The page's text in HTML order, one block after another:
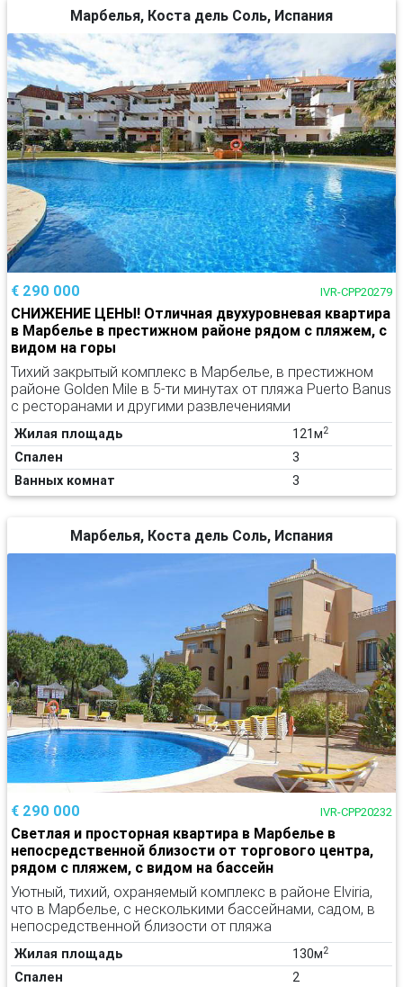
Марбелья, Коста дель Соль, Испания
€ 290 000 IVR-CPP20279
СНИЖЕНИЕ ЦЕНЫ! Отличная двухуровневая квартира
в Марбелье в престижном районе рядом с пляжем, с
видом на горы
Тихий закрытый комплекс в Марбелье, в престижном
районе Golden Mile в 5-ти минутах от пляжа Puerto Banus
с ресторанами и другими развлечениями
Жилая площадь 121м2
Спален
3
Ванных комнат
3
Марбелья, Коста дель Соль, Испания
€ 290 000 IVR-CPP20232
Светлая и просторная квартира в Марбелье в
непосредственной близости от торгового центра,
рядом с пляжем, с видом на бассейн
Уютный, тихий, охраняемый комплекс в районе Elviria,
что в Марбелье, с несколькими бассейнами, садом, в
непосредственной близости от пляжа
Жилая площадь 130м2
Спален
2